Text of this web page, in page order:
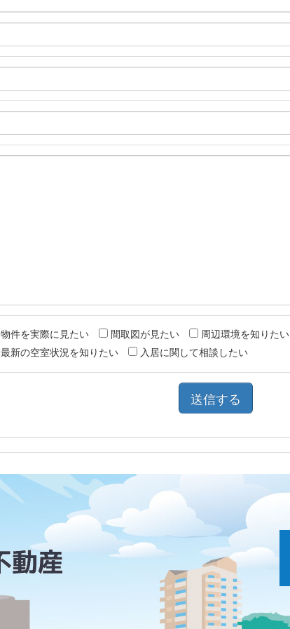
物件を実際に見たい 間取図が見たい 周辺環境を知りたい
最新の空室状況を知りたい
入居に関して相談したい